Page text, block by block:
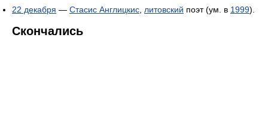
22 декабря — Стасис Англицкис литовский поэт (ум. в 1999).
Скончались